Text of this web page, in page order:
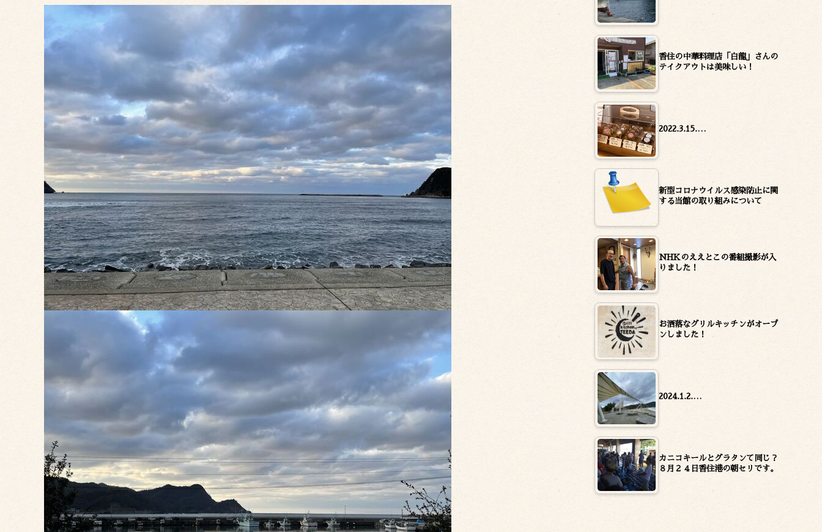
香住の中華料理店「白龍」さんの
テイクアウトは美味しい！
2022.3.15.…
新型コロナウイルス感染防止に関
する当館の取り組みについて
NHKのええとこの番組撮影が入
りました！
お洒落なグリルキッチンがオープ
ンしました！
2024.1.2.…
カニコキールとグラタンて同じ？
８月２４日香住港の朝セリです。